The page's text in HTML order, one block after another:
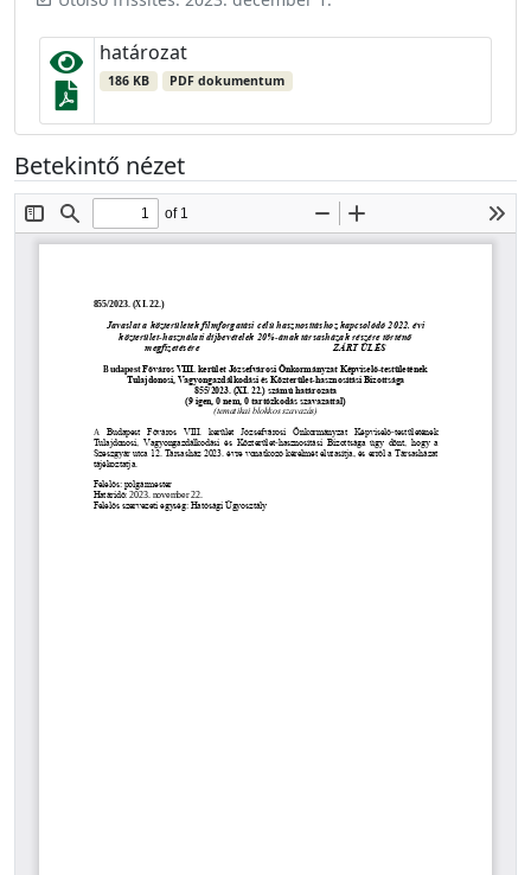
határozat
186 KB PDF dokumentum
Betekintő nézet